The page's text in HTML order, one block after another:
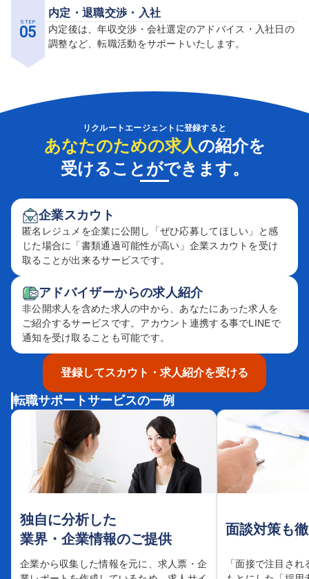
STEP
05
内定・退職交渉・入社
内定後は、年収交渉・会社選定のアドバイス・入社日の
調整など、転職活動をサポートいたします。
リクルートエージェントに登録すると
あなたのための求人の紹介を
受けることができます。
企業スカウト
匿名レジュメを企業に公開し「ぜひ応募してほしい」と感
じた場合に「書類通過可能性が高い」企業スカウトを受け
取ることが出来るサービスです。
アドバイザーからの求人紹介
非公開求人を含めた求人の中から、あなたにあった求人を
ご紹介するサービスです。アカウント連携する事でLINEで
通知を受け取ることも可能です。
登録してスカウト・求人紹介を受ける
転職サポートサービスの一例
独自に分析した
業界・企業情報のご提供
企業から収集した情報を元に、求人票・企
面談対策も
「面接で注目さ